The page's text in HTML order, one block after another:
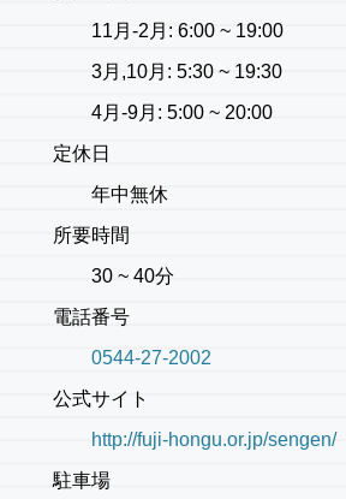
11月-2月: 6:00 ~ 19:00
3月,10月: 5:30 ~ 19:30
4月-9月: 5:00 ~ 20:00
定休日
年中無休
所要時間
30 ~ 40分
電話番号
0544-27-2002
公式サイト
http://fuji-hongu.or.jp/sengen/
駐車場